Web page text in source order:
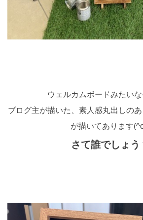
ウェルカムボードみたい
ブログ主が描いた、素人感丸出しの
が描いてあります
さて誰でしょう